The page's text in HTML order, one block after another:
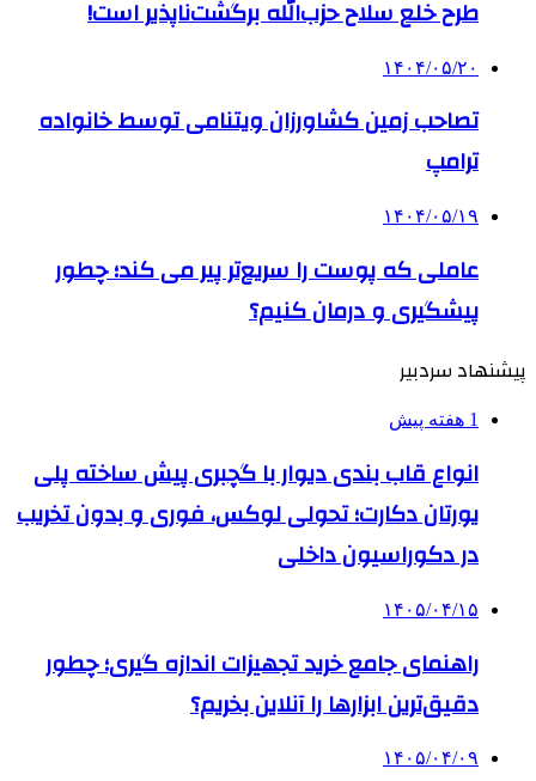
طرح خلع سلاح حزب‌الله برگشت‌ناپذیر است!
۱۴۰۴/۰۵/۲۰
تصاحب زمین کشاورزان ویتنامی توسط خانواده
ترامپ
۱۴۰۴/۰۵/۱۹
عاملی که پوست را سریع‌تر پیر می کند؛ چطور
پیشگیری و درمان کنیم؟
پیشنهاد سردبیر
1 هفته پیش
انواع قاب بندی دیوار با گچبری پیش ساخته پلی
یورتان دکارت؛ تحولی لوکس، فوری و بدون تخریب
در دکوراسیون داخلی
۱۴۰۵/۰۴/۱۵
راهنمای جامع خرید تجهیزات اندازه گیری؛ چطور
دقیق‌ترین ابزارها را آنلاین بخریم؟
۱۴۰۵/۰۴/۰۹